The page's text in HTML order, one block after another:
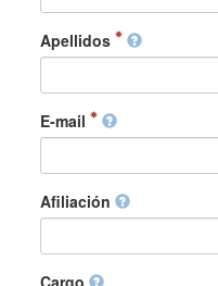
Apellidos
E-mail
Afiliación
Cargo